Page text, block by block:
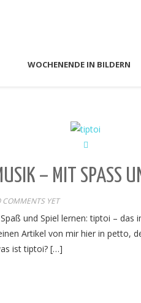
WOCHENENDE IN BILDERN
– MIT SPASS
COMMENTS YET
und Spiel lernen: tiptoi – das
Artikel von mir hier in petto,
ist tiptoi? […]